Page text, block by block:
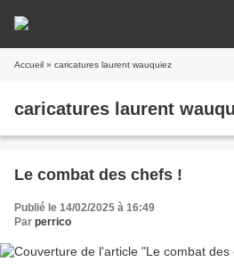
Accueil » caricatures laurent wauquiez
caricatures laurent
Le combat des chefs !
Publié le 14/02/2025 à 16:49
Par perrico